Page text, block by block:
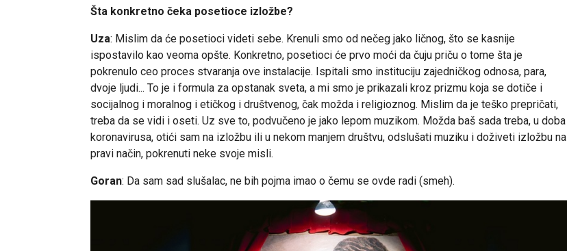
Šta konkretno čeka posetioce izložbe?
Uza: Mislim da će posetioci videti sebe. Krenuli smo od nečeg jako ličnog, što se kasnije
ispostavilo kao veoma opšte. Konkretno, posetioci će prvo moći da čuju priču o tome šta je
pokrenulo ceo proces stvaranja ove instalacije. Ispitali smo instituciju zajedničkog odnosa, para,
dvoje ljudi... To je i formula za opstanak sveta, a mi smo je prikazali kroz prizmu koja se dotiče i
socijalnog i moralnog i etičkog i društvenog, čak možda i religioznog. Mislim da je teško prepričati,
treba da se vidi i oseti. Uz sve to, podvučeno je jako lepom muzikom. Možda baš sada treba, u doba
koronavirusa, otići sam na izložbu ili u nekom manjem društvu, odslušati muziku i doživeti izložbu na
pravi način, pokrenuti neke svoje misli.
Goran: Da sam sad slušalac, ne bih pojma imao o čemu se ovde radi (smeh).